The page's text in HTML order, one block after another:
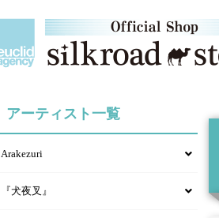
アーティスト一覧
Arakezuri
『犬夜叉』